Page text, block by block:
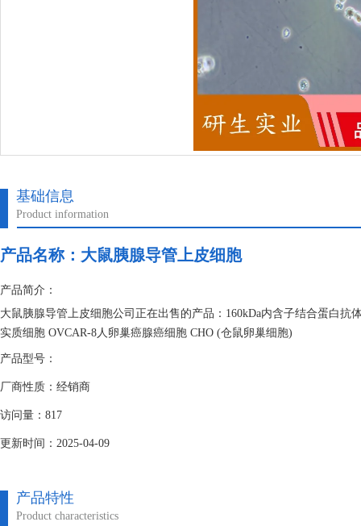
基础信息
Product information
产品名称： 大鼠胰腺导管上皮细胞
产品简介：
大鼠胰腺导管上皮细胞公司正在出售的产品：160kDa内含子结合蛋白
实质细胞 OVCAR-8人卵巢癌腺癌细胞 CHO (仓鼠卵巢细胞)
产品型号：
厂商性质：经销商
访问量：817
更新时间：2025-04-09
产品特性
Product characteristics